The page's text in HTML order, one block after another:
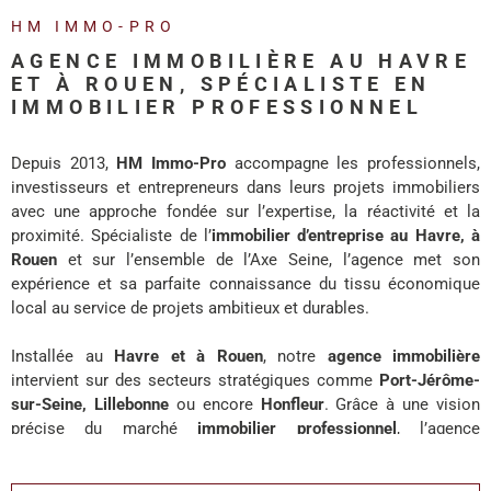
BLOG
HM IMMO-PRO
AGENCE IMMOBILIÈRE AU HAVRE
ET À ROUEN, SPÉCIALISTE EN
IMMOBILIER PROFESSIONNEL
Depuis 2013, HM Immo-Pro accompagne les professionnels,
investisseurs et entrepreneurs dans leurs projets immobiliers
avec une approche fondée sur l’expertise, la réactivité et la
proximité. Spécialiste de l’immobilier d’entreprise au Havre, à
Rouen et sur l’ensemble de l’Axe Seine, l’agence met son
expérience et sa parfaite connaissance du tissu économique
local au service de projets ambitieux et durables.
Installée au Havre et à Rouen, notre agence immobilière
intervient sur des secteurs stratégiques comme Port-Jérôme-
sur-Seine, Lillebonneou encore Honfleur. Grâce à une vision
précise du marché immobilier professionnel , l’agence